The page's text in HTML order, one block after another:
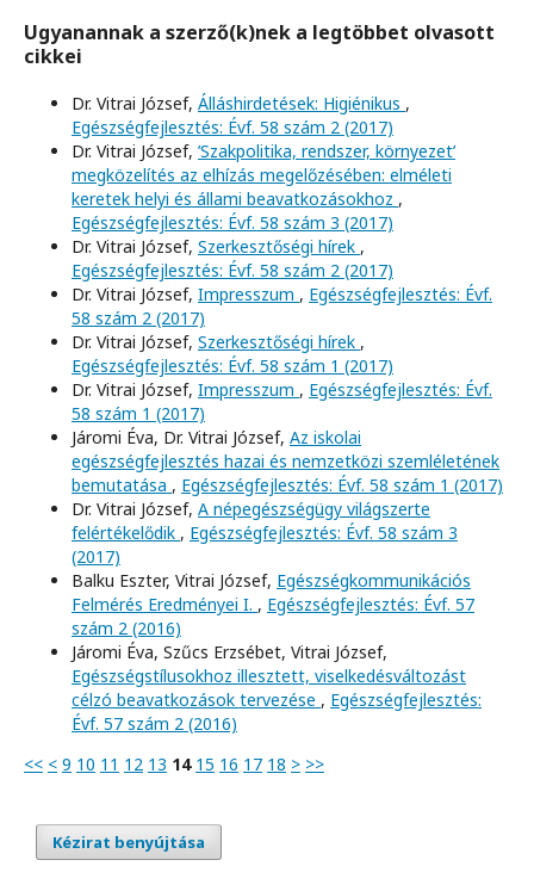
Ugyanannak a szerző(k)nek a legtöbbet olvasott
cikkei
Dr. Vitrai József, Álláshirdetések: Higiénikus ,
Egészségfejlesztés: Évf. 58 szám 2 (2017)
Dr. Vitrai József, ’Szakpolitika, rendszer, környezet’
megközelítés az elhízás megelőzésében: elméleti
keretek helyi és állami beavatkozásokhoz ,
Egészségfejlesztés: Évf. 58 szám 3 (2017)
Dr. Vitrai József, Szerkesztőségi hírek ,
Egészségfejlesztés: Évf. 58 szám 2 (2017)
Dr. Vitrai József, Impresszum , Egészségfejlesztés: Évf.
58 szám 2 (2017)
Dr. Vitrai József, Szerkesztőségi hírek ,
Egészségfejlesztés: Évf. 58 szám 1 (2017)
Dr. Vitrai József, Impresszum , Egészségfejlesztés: Évf.
58 szám 1 (2017)
Járomi Éva, Dr. Vitrai József, Az iskolai
egészségfejlesztés hazai és nemzetközi szemléletének
bemutatása , Egészségfejlesztés: Évf. 58 szám 1 (2017)
Dr. Vitrai József, A népegészségügy világszerte
felértékelődik , Egészségfejlesztés: Évf. 58 szám 3
(2017)
Balku Eszter, Vitrai József, Egészségkommunikációs
Felmérés Eredményei I. , Egészségfejlesztés: Évf. 57
szám 2 (2016)
Járomi Éva, Szűcs Erzsébet, Vitrai József,
Egészségstílusokhoz illesztett, viselkedésváltozást
célzó beavatkozások tervezése , Egészségfejlesztés:
Évf. 57 szám 2 (2016)
<< < 9 10 11 12 13 14 15 16 17 18 > >>
Kézirat benyújtása